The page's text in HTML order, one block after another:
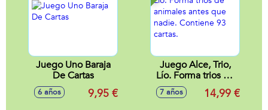
Juego Uno Baraja
De Cartas
6 años 9,95 €
Juego Alce, Trio,
Lío. Forma trios de
animales antes que
nadie. Contiene 93
7 años 14,99 €